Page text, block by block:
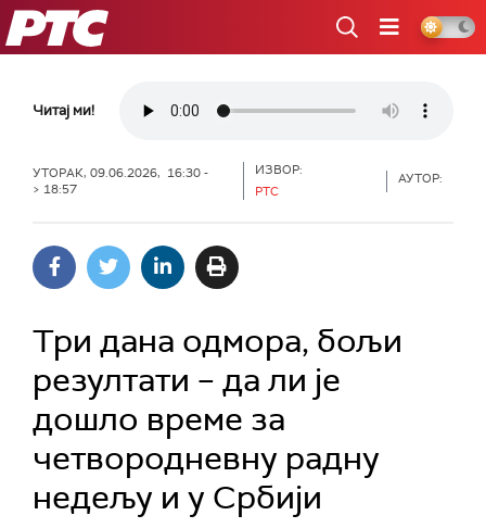
РТС
Читај ми!
УТОРАК, 09.06.2026, 16:30 -
> 18:57
ИЗВОР:
РТС
АУТОР:
Три дана одмора, бољи
резултати – да ли је
дошло време за
четвородневну радну
недељу и у Србији